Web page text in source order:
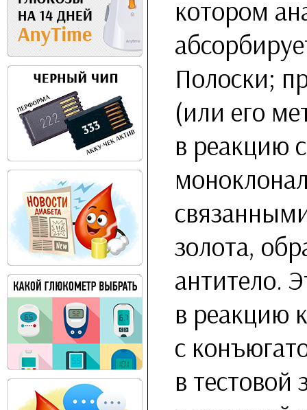
котором
Полоски;
(или его
в реакцию
золота,
антитело.
в реакцию
с
в тестовой